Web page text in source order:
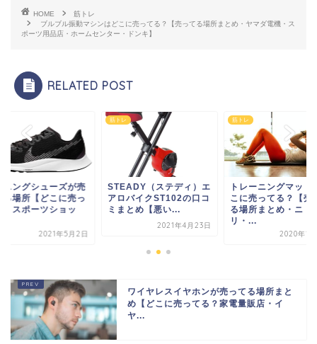
HOME
筋トレ
ブルブル振動マシンはどこに売ってる？【売ってる場所まとめ・ヤマダ電機・ス
ポーツ用品店・ホームセンター・ドンキ】
RELATED POST
（ステディ）エ
バイクST102の口コ
とめ【悪い...
筋トレ
トレーニングマットはど
こに売ってる？【売って
る場所まとめ・ニト
筋トレ
ランニングシューズ
ってる場所【どこに
てる？スポーツショ
プ...
2021年5
ワイヤレスイヤホンが売ってる場所まと
め【どこに売ってる？家電量販店・イ
ヤ...